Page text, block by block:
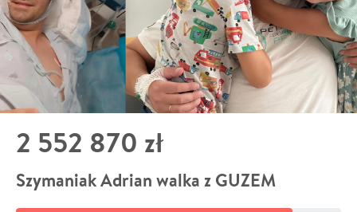
2 552 870 zł
Szymaniak Adrian walka z GUZEM